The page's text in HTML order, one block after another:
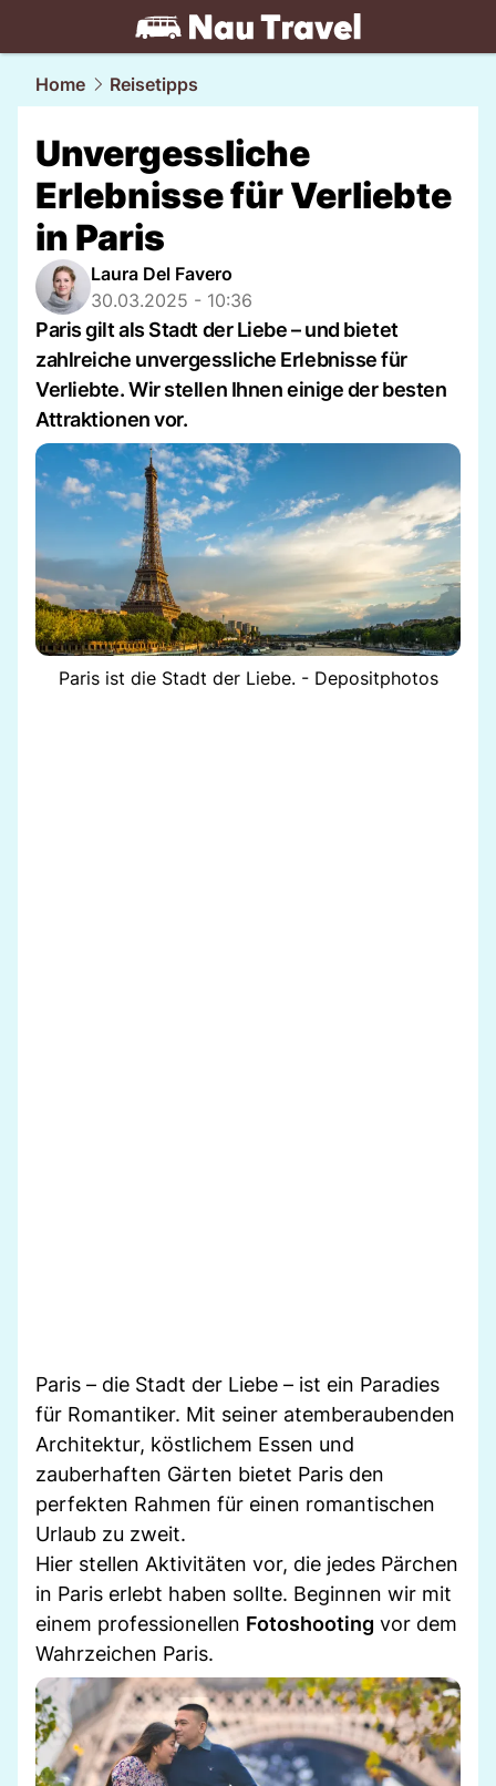
travel.NAU.ch
Home Reisetipps
Unvergessliche
Erlebnisse für Verliebte
in Paris
Laura Del Favero
30.03.2025 - 10:36
Paris gilt als Stadt der Liebe – und bietet
zahlreiche unvergessliche Erlebnisse für
Verliebte. Wir stellen Ihnen einige der besten
Attraktionen vor.
Paris ist die Stadt der Liebe. - Depositphotos
Paris – die Stadt der Liebe – ist ein Paradies
für Romantiker. Mit seiner atemberaubenden
Architektur, köstlichem Essen und
zauberhaften Gärten bietet Paris den
perfekten Rahmen für einen romantischen
Urlaub zu zweit.
Hier stellen Aktivitäten vor, die jedes Pärchen
in Paris erlebt haben sollte. Beginnen wir mit
einem professionellen Fotoshooting vor dem
Wahrzeichen Paris.